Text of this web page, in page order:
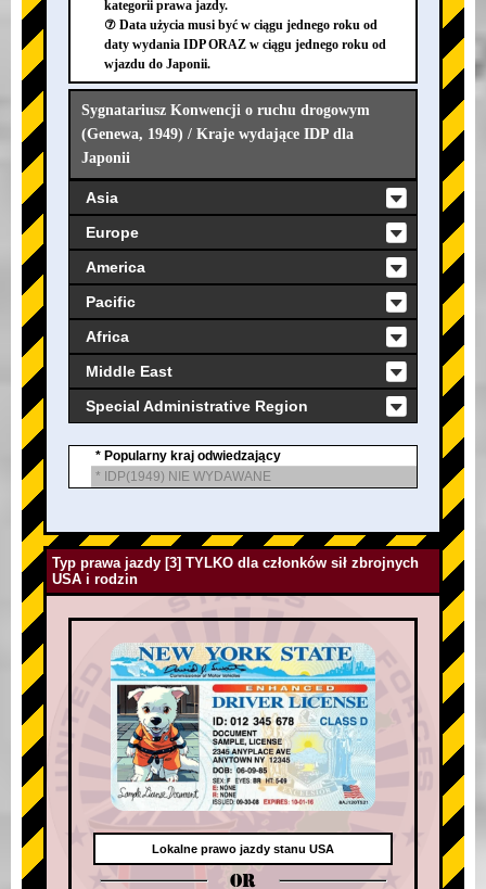
kategorii prawa jazdy.
⑦ Data użycia musi być w ciągu jednego roku od
daty wydania IDP ORAZ w ciągu jednego roku od
wjazdu do Japonii.
Sygnatariusz Konwencji o ruchu drogowym
(Genewa, 1949) / Kraje wydające IDP dla
Japonii
Asia
Europe
America
Pacific
Africa
Middle East
Special Administrative Region
* Popularny kraj odwiedzający
* IDP(1949) NIE WYDAWANE
Typ prawa jazdy [3] TYLKO dla członków sił zbrojnych
USA i rodzin
Lokalne prawo jazdy stanu USA
OR